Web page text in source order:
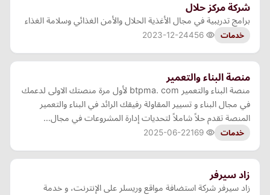
شركة مركز حلال
برامج تدريبية في مجال الأغذية الحلال والأمن الغذائي وسلامة الغذاء
خدمات 2023-12-24
منصة البناء والتعمير
منصة البناء والتعمير btpma. com لأول مرة منصتك الاولى لدعمك
في مجال البناء و تسيير المقاولة رفيقك الرائد في البناء والتعمير
المنصة تقدم حلاً شاملاً لتحديات إدارة المشروعات في مجال…
خدمات 2025-06-22
زاد سيرفر
زاد سيرفر شركة استضافة مواقع وريسلر على الإنترنت، و خدمة